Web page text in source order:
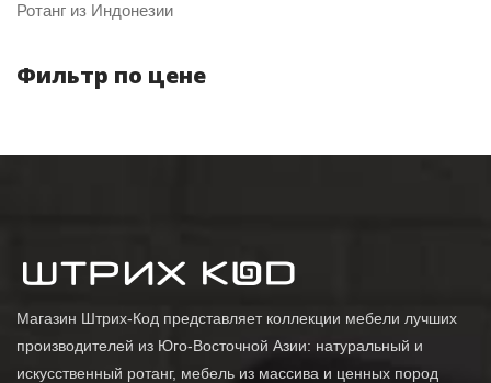
Ротанг из Индонезии
Фильтр по цене
Магазин Штрих-Код представляет коллекции мебели лучших
производителей из Юго-Восточной Азии: натуральный и
искусственный ротанг, мебель из массива и ценных пород